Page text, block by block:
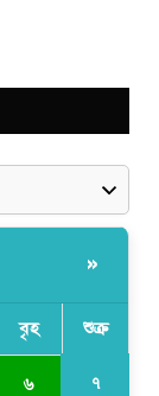
»
বৃহ শুক্র
৬ ৭